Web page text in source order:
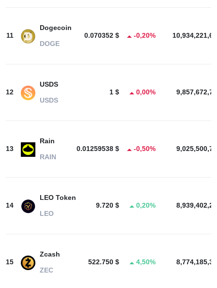
11
Dogecoin
DOGE
0.070352 $ -0,20%
12
USDS
USDS
1 $ 0,00%
13
Rain
RAIN
0.01259538 $ -0,50%
14
LEO Token
LEO
9.720 $ 0,20%
15
Zcash
ZEC
522.750 $ 4,50%